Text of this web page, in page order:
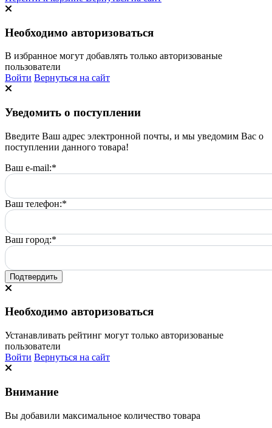
Необходимо авторизоваться
В избранное могут добавлять только авторизованые
пользователи
Войти Вернуться на сайт
Уведомить о поступлении
Введите Ваш адрес электронной почты, и мы уведомим Вас о
поступлении данного товара!
Ваш e-mail:*
Ваш телефон:*
Ваш город:*
Подтвердить
Необходимо авторизоваться
Устанавливать рейтинг могут только авторизованые
пользователи
Войти Вернуться на сайт
Внимание
Вы добавили максимальное количество товара